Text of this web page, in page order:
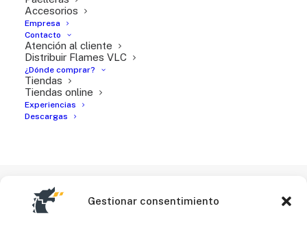
Gestionar consentimiento
Accesorios
Empresa
Contacto
Atención al cliente
Distribuir Flames VLC
¿Dónde comprar?
Tiendas
Tiendas online
Experiencias
Descargas
File Type:
Categories:
Tags:DE